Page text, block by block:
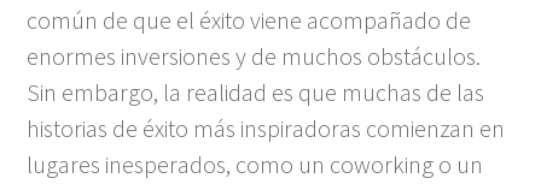
común de que el éxito viene acompañado de
enormes inversiones y de muchos obstáculos.
Sin embargo, la realidad es que muchas de las
historias de éxito más inspiradoras comienzan en
lugares inesperados, como un coworking o un